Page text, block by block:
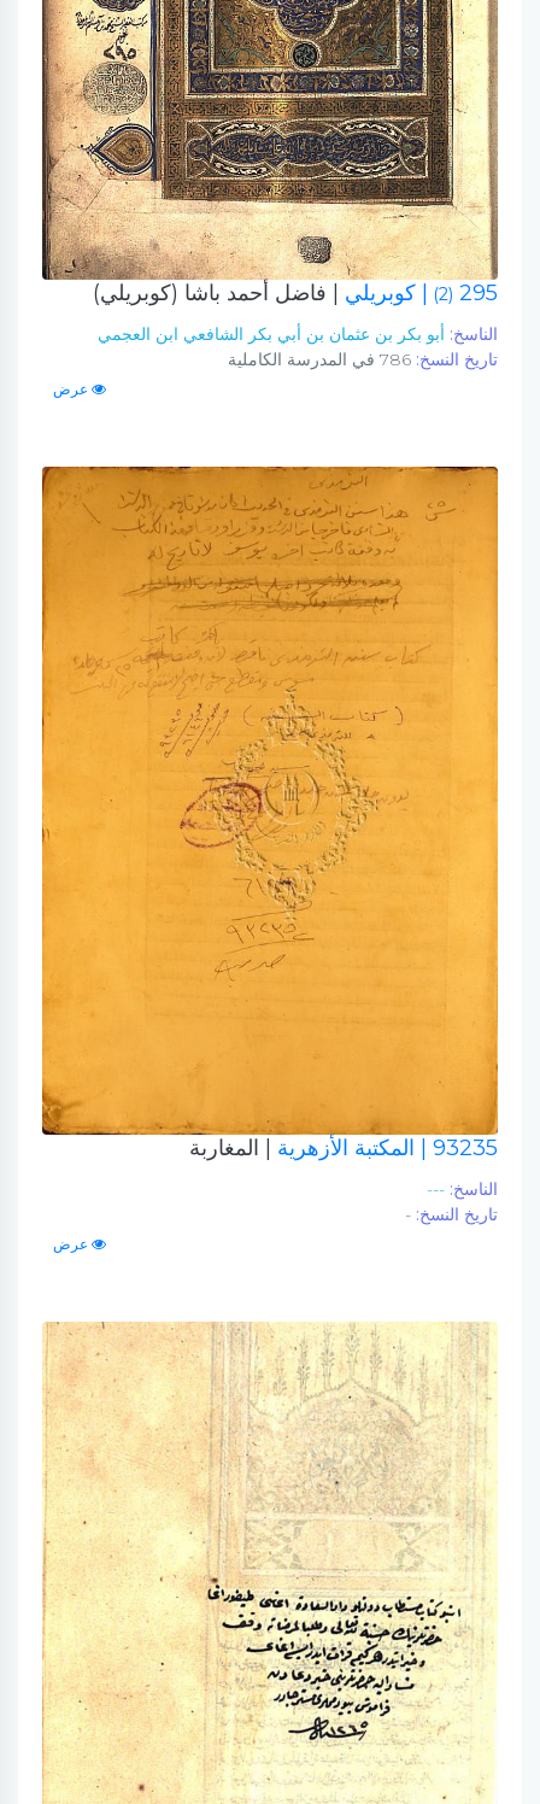
295
(2) | كوبريلي | فاضل أحمد باشا (كوبريلي)
الناسخ: أبو بكر بن عثمان بن أبي بكر الشافعي ابن العجمي
تاريخ النسخ:
عرض
93235 | المكتبة الأزهرية | المغاربة
الناسخ: ---
تاريخ النسخ: -
عرض